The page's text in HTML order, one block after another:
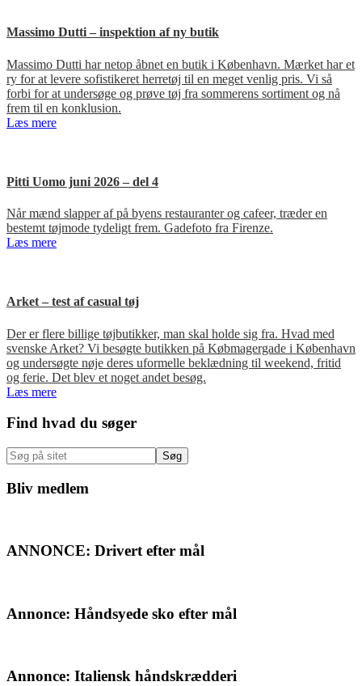
Massimo Dutti – inspektion af ny butik
Massimo Dutti har netop åbnet en butik i København. Mærket har et
ry for at levere sofistikeret herretøj til en meget venlig pris. Vi så
forbi for at undersøge og prøve tøj fra sommerens sortiment og nå
frem til en konklusion.
Læs mere
Pitti Uomo juni 2026 – del 4
Når mænd slapper af på byens restauranter og cafeer, træder en
bestemt tøjmode tydeligt frem. Gadefoto fra Firenze.
Læs mere
Arket – test af casual tøj
Der er flere billige tøjbutikker, man skal holde sig fra. Hvad med
svenske Arket? Vi besøgte butikken på Købmagergade i København
og undersøgte nøje deres uformelle beklædning til weekend, fritid
og ferie. Det blev et noget andet besøg.
Læs mere
Primær
Sidebar
Find hvad du søger
Søg
på
sitet
Bliv medlem
ANNONCE: Drivert efter mål
Annonce: Håndsyede sko efter mål
Annonce: Italiensk håndskrædderi